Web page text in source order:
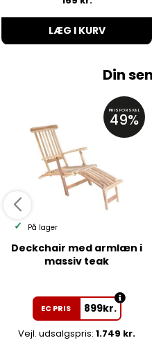
LÆG I KURV
Din
PRISFORSKEL
49%
På lager
Deckchair med armlæn i
massiv teak
EC PRIS 899kr.
Vejl. udsalgspris: 1.749 kr.